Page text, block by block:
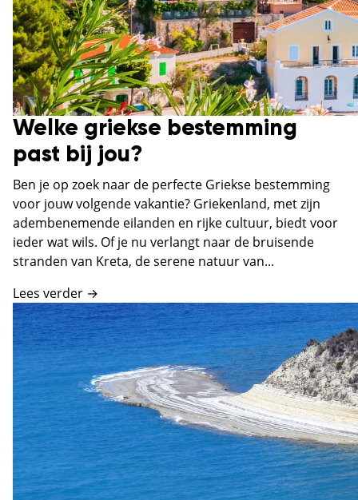
Welke griekse bestemming
past bij jou?
Ben je op zoek naar de perfecte Griekse bestemming
voor jouw volgende vakantie? Griekenland, met zijn
adembenemende eilanden en rijke cultuur, biedt voor
ieder wat wils. Of je nu verlangt naar de bruisende
stranden van Kreta, de serene natuur van...
Lees verder →